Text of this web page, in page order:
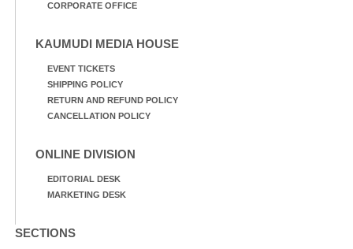
CORPORATE OFFICE
KAUMUDI MEDIA HOUSE
EVENT TICKETS
SHIPPING POLICY
RETURN AND REFUND POLICY
CANCELLATION POLICY
ONLINE DIVISION
EDITORIAL DESK
MARKETING DESK
SECTIONS